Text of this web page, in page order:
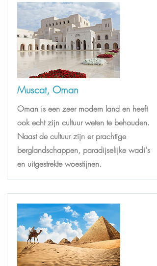
Muscat, Oman
Oman is een zeer modern land en heeft
ook echt zijn cultuur weten te behouden.
Naast de cultuur zijn er prachtige
berglandschappen, paradijselijke wadi's
en uitgestrekte woestijnen.